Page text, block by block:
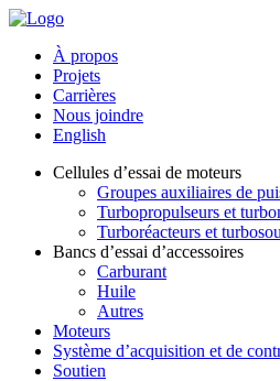
À propos
Projets
Carrières
Nous joindre
English
Cellules d’essai de moteurs
Groupes auxiliaires de
Turbopropulseurs et
Turboréacteurs et
Bancs d’essai d’accessoires
Carburant
Huile
Autres
Moteurs
Système d’acquisition et de
Soutien